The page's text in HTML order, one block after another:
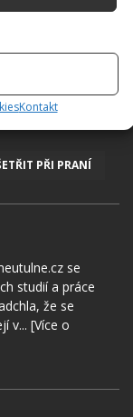
Kontakt
PŘI PRANÍ
se
studií a práce
že se
v... [Více o